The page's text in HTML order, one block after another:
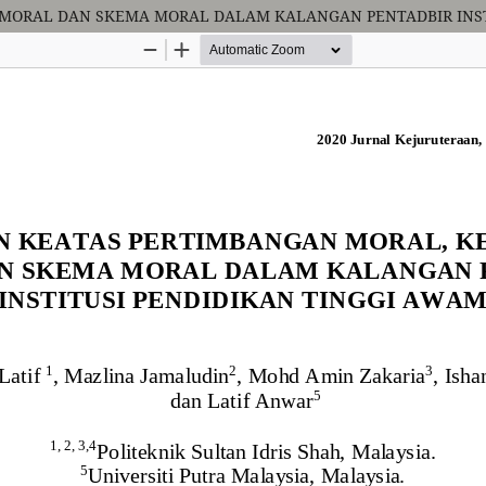
DAN SKEMA MORAL DALAM KALANGAN PENTADBIR